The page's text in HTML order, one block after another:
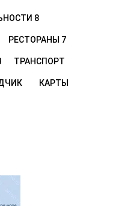
8
РЕСТОРАНЫ 7
ТРАНСПОРТ
КАРТЫ